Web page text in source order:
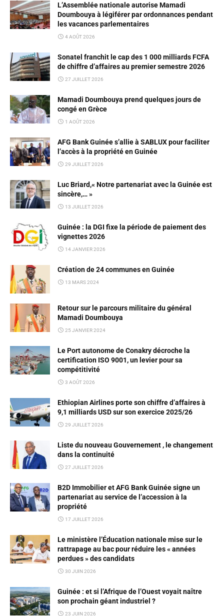
L’Assemblée nationale autorise Mamadi
Doumbouya à légiférer par ordonnances pendant
les vacances parlementaires
4 AOÛT 2026
Sonatel franchit le cap des 1 000 milliards FCFA
de chiffre d’affaires au premier semestre 2026
27 JUILLET 2026
Mamadi Doumbouya prend quelques jours de
congé en Grèce
1 AOÛT 2026
AFG Bank Guinée s’allie à SABLUX pour faciliter
l’accès à la propriété en Guinée
29 JUILLET 2026
Luc Briard,« Notre partenariat avec la Guinée est
sincère,… »
13 JUILLET 2026
Guinée : la DGI fixe la période de paiement des
vignettes 2026
14 JANVIER 2026
Création de 24 communes en Guinée
13 MARS 2024
Retour sur le parcours militaire du général
Mamadi Doumbouya
25 JANVIER 2024
Le Port autonome de Conakry décroche la
certification ISO 9001, un levier pour sa
compétitivité
3 AOÛT 2026
Ethiopian Airlines porte son chiffre d’affaires à
9,1 milliards USD sur son exercice 2025/26
29 JUILLET 2026
Liste du nouveau Gouvernement , le changement
dans la continuité
27 JUILLET 2026
B2D Immobilier et AFG Bank Guinée signe un
partenariat au service de l’accession à la
propriété
17 JUILLET 2026
Le ministère l’Éducation nationale mise sur le
rattrapage au bac pour réduire les « années
perdues » des candidats
30 JUIN 2026
Guinée : et si l’Afrique de l’Ouest voyait naître
son prochain géant industriel ?
23 JUIN 2026